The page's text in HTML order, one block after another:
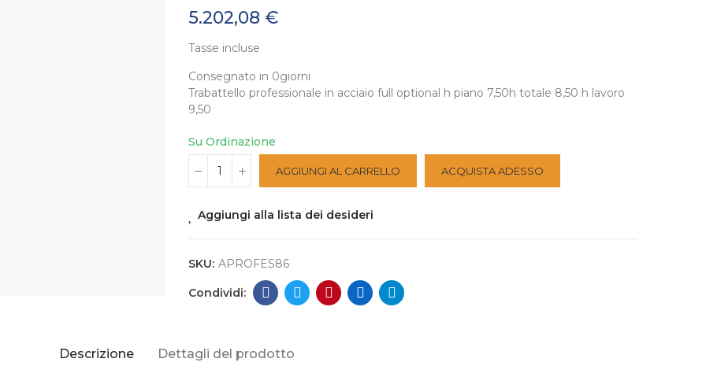
5.202,08 €
Tasse incluse
Consegnato in 0giorni
Trabattello professionale in acciaio full optional h piano 7,50h totale 8,50 h lavoro
9,50
Su Ordinazione
AGGIUNGI AL CARRELLO ACQUISTA ADESSO
Aggiungi alla lista dei desideri
SKU: APROFES86
Descrizione Dettagli del prodotto